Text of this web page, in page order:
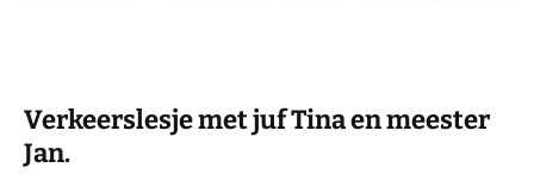
Verkeerslesje met juf Tina en meester
Jan.